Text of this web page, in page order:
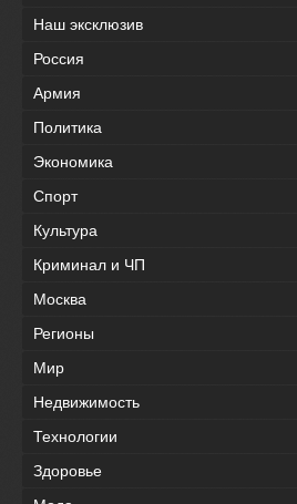
Наш эксклюзив
Россия
Армия
Политика
Экономика
Спорт
Культура
Криминал и ЧП
Москва
Регионы
Мир
Недвижимость
Технологии
Здоровье